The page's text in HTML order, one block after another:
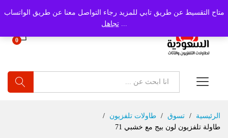
متاح التقسيط عن طريق تابي للمزيد رجاء التواصل معنا عن طريق الواتساب
...تجاهل
0
الرئيسية
/ تسوق / طاولات تلفزيون
/
طاولة تلفزيون لون بيج مع خشبي 71